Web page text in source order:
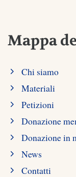
Mappa
Chi siamo
Materiali
Petizioni
Donazione
Donazione in
News
Contatti